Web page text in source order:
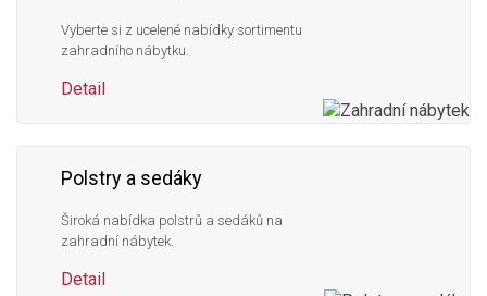
Vyberte si z ucelené nabídky sortimentu
zahradního nábytku.
Detail
Polstry a sedáky
Široká nabídka polstrů a sedáků na
zahradní nábytek.
Detail